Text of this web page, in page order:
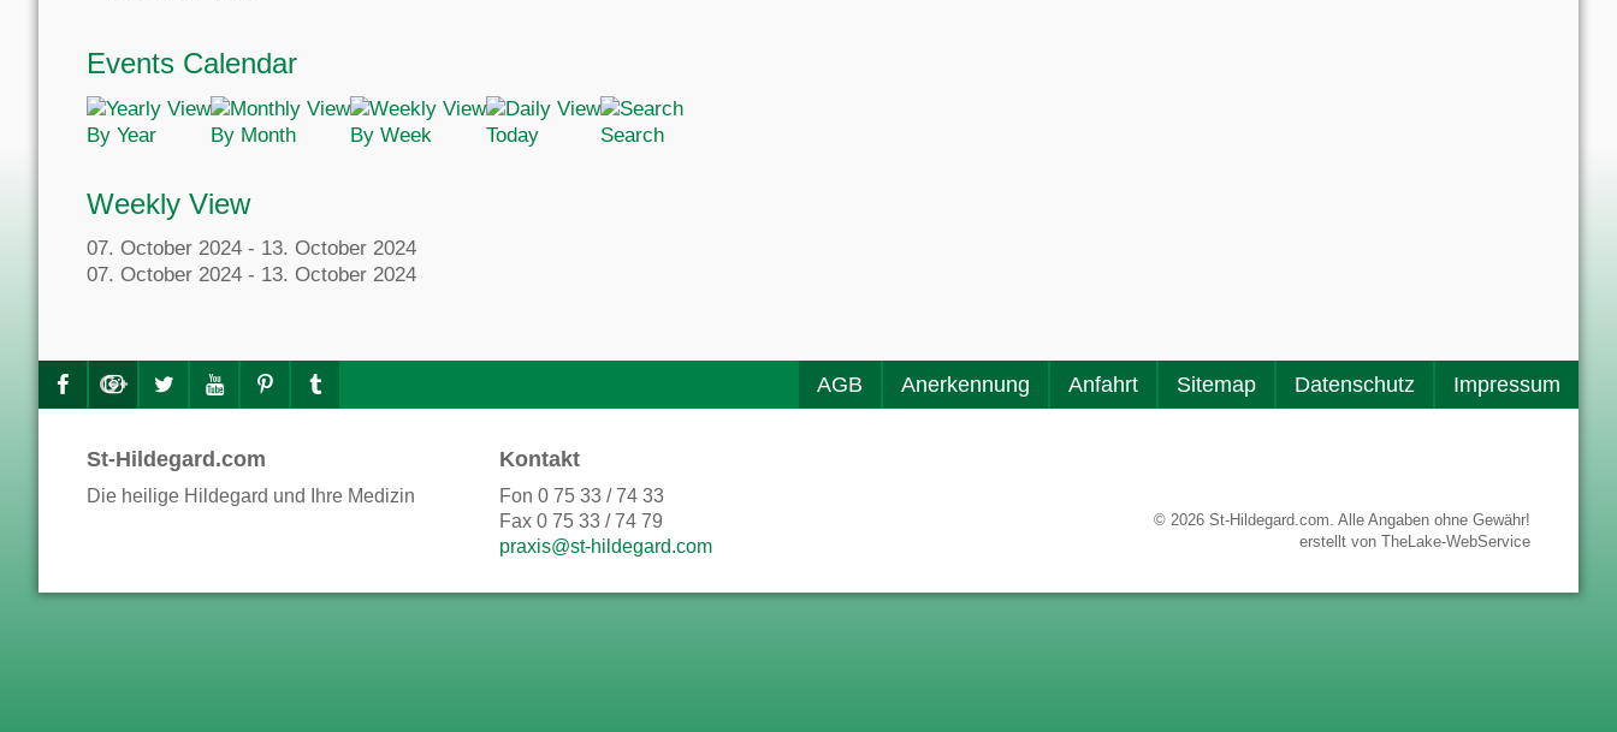
Events Calendar
By Year By Month By Week Today Search
Weekly View
07. October 2024 - 13. October 2024
07. October 2024 - 13. October 2024
AGB Anerkennung Anfahrt Sitemap Datenschutz Impressum
St-Hildegard.com
Die heilige Hildegard und Ihre Medizin
Kontakt
Fon 0 75 33 / 74 33
Fax 0 75 33 / 74 79
praxis@st-hildegard.com
© 2026 St-Hildegard.com. Alle Angaben ohne Gewähr!
erstellt von TheLake-WebService